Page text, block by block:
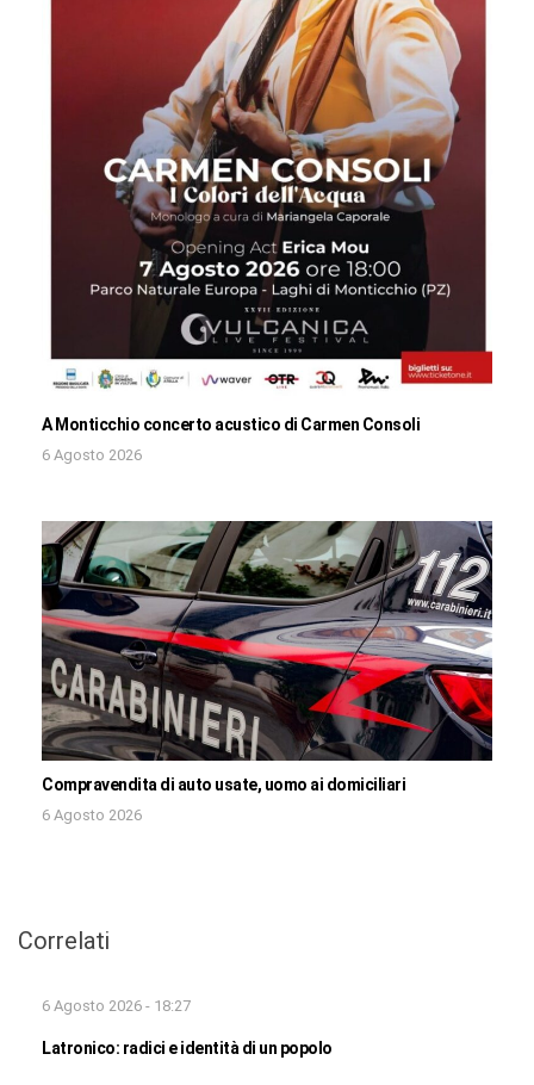
A Monticchio concerto acustico di Carmen Consoli
6 Agosto 2026
Compravendita di auto usate, uomo ai domiciliari
6 Agosto 2026
Correlati
6 Agosto 2026 - 18:27
Latronico: radici e identità di un popolo